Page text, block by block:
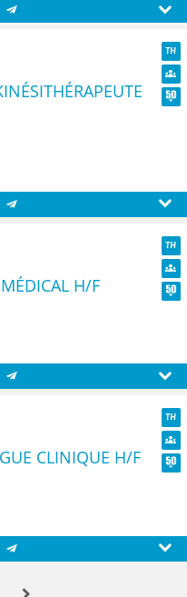
TH
TH
H/F
TH
CLINIQUE H/F